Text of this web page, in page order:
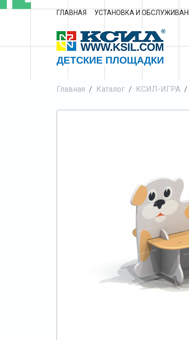
ГЛАВНАЯ УСТАНОВКА И
Главная Каталог КСИЛ-ИГРА